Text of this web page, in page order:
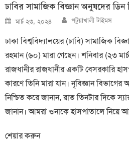
ঢাবির সামাজিক বিজ্ঞান অনুষদের
Posted
on
মার্চ ২৩, ২০২৪ Author
পটুয়াখালী টাইমস
ঢাকা বিশ্ববিদ্যালয়ের (ঢাবি) সামাজিক
রহমান (৬০) মারা গেছেন। শনিবার (২৩
রাজধানীর রাজধানীর একটি বেসরকারি
কারণে তিনি মারা যান। নৃবিজ্ঞান
নিশ্চিত করে জানান, রাত তিনটার দিকে
জানান। আমরা ওনাকে হাসপাতালে নিয়ে
শেয়ার করুন